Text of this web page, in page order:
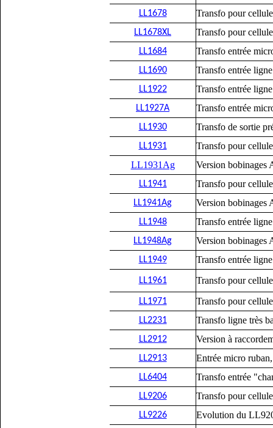
LL1678 Transfo pour
LL1678XL Transfo pour
LL1684 Transfo entrée
LL1690 Transfo entrée
LL1922 Transfo entrée
LL1927A Transfo entrée
LL1930 Transfo de sortie
LL1931
Transfo pour
LL1931Ag
Version bobinages
LL1941 Transfo pour
LL1941Ag Version bobinages
LL1948 Transfo entrée
LL1948Ag Version bobinages
LL1949 Transfo entrée
LL1961 Transfo pour
LL1971 Transfo pour
LL2231 Transfo ligne très
LL2912 Version à
LL2913 Entrée micro
LL6404 Transfo entrée
LL9206 Transfo pour
LL9226 Evolution du